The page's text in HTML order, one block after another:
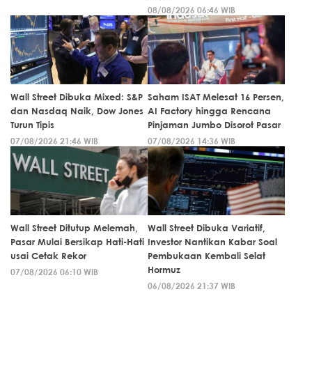
08/08/2026 06:46 WIB
Wall Street Dibuka Mixed: S&P
dan Nasdaq Naik, Dow Jones
Turun Tipis
07/08/2026 21:46 WIB
Saham ISAT Melesat 16 Persen,
AI Factory hingga Rencana
Pinjaman Jumbo Disorot Pasar
07/08/2026 14:36 WIB
Wall Street Ditutup Melemah,
Pasar Mulai Bersikap Hati-Hati
usai Cetak Rekor
07/08/2026 06:10 WIB
Wall Street Dibuka Variatif,
Investor Nantikan Kabar Soal
Pembukaan Kembali Selat
Hormuz
06/08/2026 21:37 WIB